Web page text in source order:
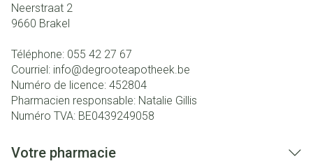
Neerstraat 2
9660 Brakel
Téléphone: 055 42 27 67
Courriel: info@degrooteapotheek.be
Numéro de licence: 452804
Pharmacien responsable: Natalie Gillis
Numéro TVA: BE0439249058
Votre pharmacie